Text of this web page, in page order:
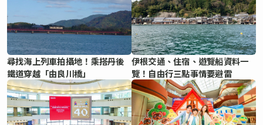
尋找海上列車拍攝地！乘搭丹後
鐵道穿越「由良川橋」
伊根交通、住宿、遊覽船資料一
覽！自由行三點事情要避雷